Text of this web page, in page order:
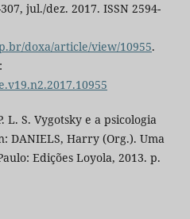
jul./dez. 2017. ISSN 2594-
doxa/article/view/10955.
L. S. Vygotsky e a psicologia
DANIELS, Harry (Org.). Uma
Edições Loyola, 2013. p.